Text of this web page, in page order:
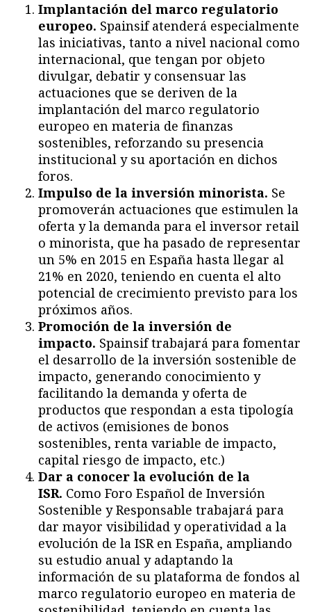
Implantación del marco regulatorio
europeo. Spainsif atenderá especialmente
las iniciativas, tanto a nivel nacional como
internacional, que tengan por objeto
divulgar, debatir y consensuar las
actuaciones que se deriven de la
implantación del marco regulatorio
europeo en materia de finanzas
sostenibles, reforzando su presencia
institucional y su aportación en dichos
foros.
Impulso de la inversión minorista. Se
promoverán actuaciones que estimulen la
oferta y la demanda para el inversor retail
o minorista, que ha pasado de representar
un 5% en 2015 en España hasta llegar al
21% en 2020, teniendo en cuenta el alto
potencial de crecimiento previsto para los
próximos años.
Promoción de la inversión de
impacto. Spainsif trabajará para fomentar
el desarrollo de la inversión sostenible de
impacto, generando conocimiento y
facilitando la demanda y oferta de
productos que respondan a esta tipología
de activos (emisiones de bonos
sostenibles, renta variable de impacto,
capital riesgo de impacto, etc.)
Dar a conocer la evolución de la
ISR. Como Foro Español de Inversión
Sostenible y Responsable trabajará para
dar mayor visibilidad y operatividad a la
evolución de la ISR en España, ampliando
su estudio anual y adaptando la
información de su plataforma de fondos al
marco regulatorio europeo en materia de